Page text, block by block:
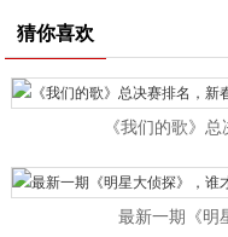
猜你喜欢
《我们的歌》
最新一期《明